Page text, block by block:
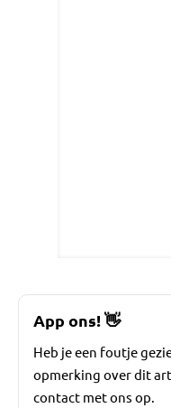
App ons!👋
Heb je een foutje
opmerking over dit
contact met ons op.